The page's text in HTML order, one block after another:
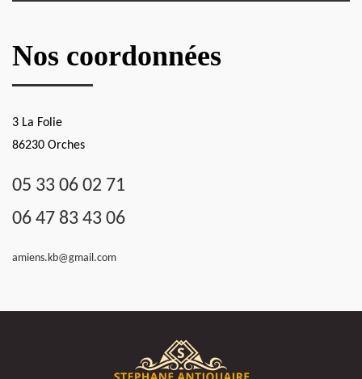
Nos coordonnées
3 La Folie
86230 Orches
05 33 06 02 71
06 47 83 43 06
amiens.kb@gmail.com